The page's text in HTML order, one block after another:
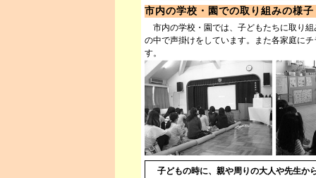
市内の学校・園での取り組みの様子
市内の学校・園では、子どもたちに取り
の中で声掛けをしています。また各家庭に
す。
子どもの時に、親や周りの大人や先生か